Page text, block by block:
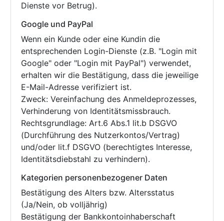
Dienste vor Betrug).
Google und PayPal
Wenn ein Kunde oder eine Kundin die
entsprechenden Login-Dienste (z.B. "Login mit
Google" oder "Login mit PayPal") verwendet,
erhalten wir die Bestätigung, dass die jeweilige
E-Mail-Adresse verifiziert ist.
Zweck: Vereinfachung des Anmeldeprozesses,
Verhinderung von Identitätsmissbrauch.
Rechtsgrundlage: Art.6 Abs.1 lit.b DSGVO
(Durchführung des Nutzerkontos/Vertrag)
und/oder lit.f DSGVO (berechtigtes Interesse,
Identitätsdiebstahl zu verhindern).
Kategorien personenbezogener Daten
Bestätigung des Alters bzw. Altersstatus
(Ja/Nein, ob volljährig)
Bestätigung der Bankkontoinhaberschaft